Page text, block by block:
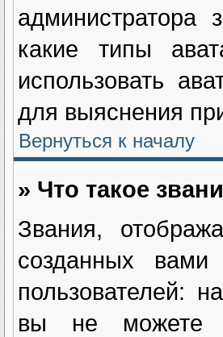
администратора
какие типы
использовать
для выяснения
Вернуться к началу
» Что такое
Звания,
созданных
пользователей:
вы не можете